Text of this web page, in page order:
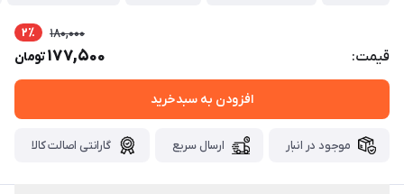
قیمت:
180,000 2٪
177,500تومان
افزودن به سبدخرید
موجود در انبار ارسال سریع گارانتی اصالت کالا